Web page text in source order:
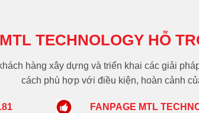
TECHNOLOGY HỖ
hàng xây dựng và triển khai các giải
cách phù hợp với điều kiện, hoàn cảnh
FANPAGE MTL